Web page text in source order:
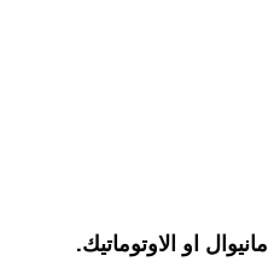
او الاوتوماتيك.